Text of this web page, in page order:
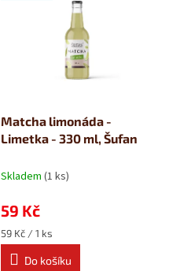
Matcha limonáda -
Limetka - 330 ml, Šufan
Skladem (1 ks)
59 Kč
Měrná
cena:
59 Kč / 1 ks
Do košíku